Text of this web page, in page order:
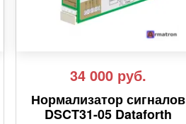
34 000 руб.
Нормализатор сигналов
DSCT31-05 Dataforth